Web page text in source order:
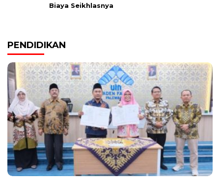
Biaya Seikhlasnya
PENDIDIKAN